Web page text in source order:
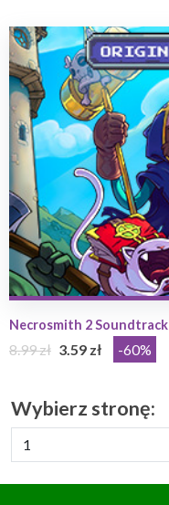
Necrosmith 2 Soundtrack
8.99 zł 3.59 zł -60%
Wybierz stronę: